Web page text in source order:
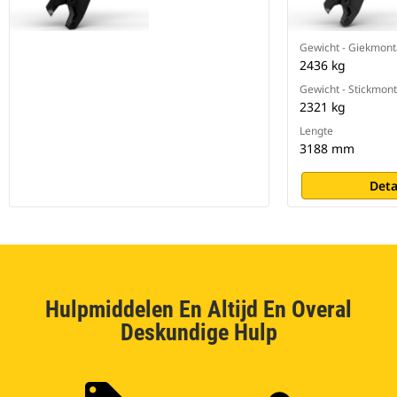
Gewicht -
2436 kg
Gewicht -
2321 kg
Lengte
3188 mm
Hulpmiddelen En Altijd En Overal
Deskundige Hulp